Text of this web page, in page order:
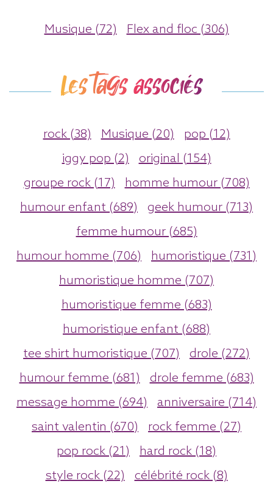
Musique (72) Flex and floc (306)
Les tags associés
rock (38) Musique (20)
pop (12)
iggy pop (2)
original (154)
groupe rock (17)
homme humour (708)
humour enfant (689)
geek humour (713)
femme humour (685)
humour homme (706)
humoristique (731)
humoristique homme (707)
humoristique femme (683)
humoristique enfant (688)
tee shirt humoristique (707)
drole (272)
humour femme (681)
drole femme (683)
message homme (694)
anniversaire (714)
saint valentin (670)
rock femme (27)
pop rock (21)
hard rock (18)
style rock (22)
célébrité rock (8)